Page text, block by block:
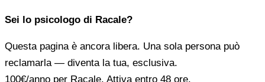
Sei lo psicologo di Racale?
Questa pagina è ancora libera. Una sola persona può
reclamarla — diventa la tua, esclusiva.
100€/anno per Racale. Attiva entro 48 ore.